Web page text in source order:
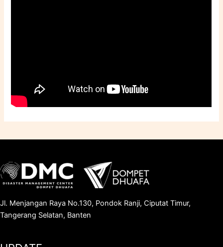
Jl. Menjangan Raya No.130, Pondok Ranji, Ciputat Timur,
Tangerang Selatan, Banten